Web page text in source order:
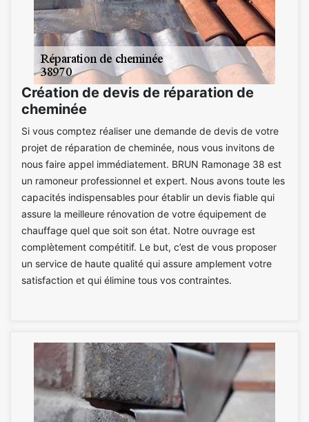
Création de devis de réparation de
cheminée
Si vous comptez réaliser une demande de devis de votre
projet de réparation de cheminée, nous vous invitons de
nous faire appel immédiatement. BRUN Ramonage 38 est
un ramoneur professionnel et expert. Nous avons toute les
capacités indispensables pour établir un devis fiable qui
assure la meilleure rénovation de votre équipement de
chauffage quel que soit son état. Notre ouvrage est
complètement compétitif. Le but, c’est de vous proposer
un service de haute qualité qui assure amplement votre
satisfaction et qui élimine tous vos contraintes.